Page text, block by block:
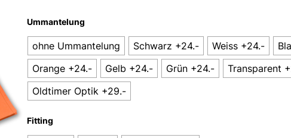
Ummantelung
ohne Ummantelung Schwarz +24.- Weiss +24.-
Orange +24.-
Gelb +24.- Grün +24.- Transparent
Oldtimer Optik +29.-
Fitting